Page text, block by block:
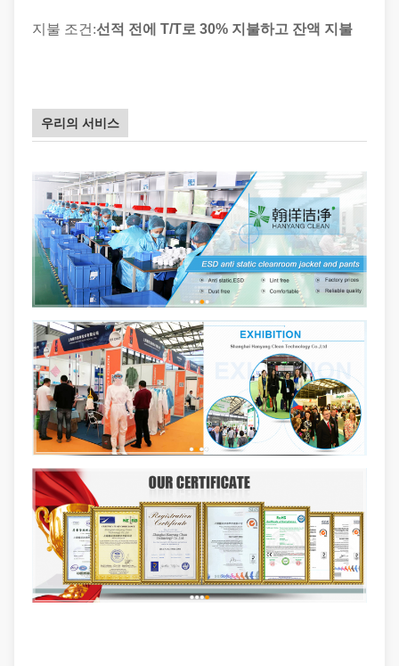
지불 조건:선적 전에 T/T로 30% 지불하고 잔액 지불
우리의 서비스